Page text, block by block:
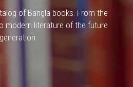
of Bangla books. From the
modern literature of the future
generation.